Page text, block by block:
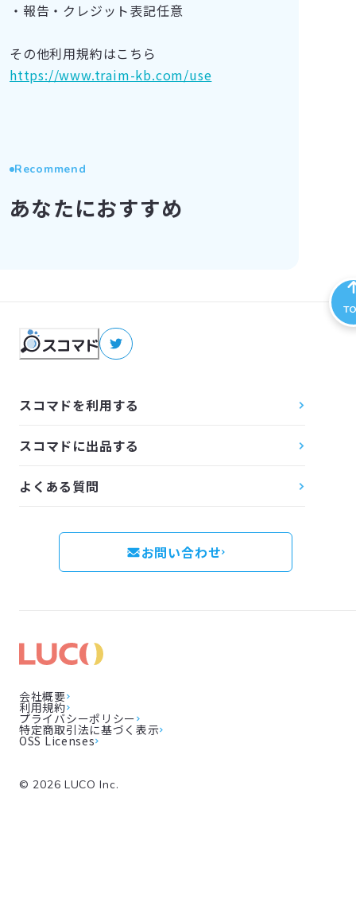
・報告・クレジット表記任意
その他利用規約はこちら
https://www.traim-kb.com/use
Recommend
あなたにおすすめ
スコマドを利用する
スコマドに出品する
よくある質問
お問い合わせ
会社概要
利用規約
プライバシーポリシー
特定商取引法に基づく表示
OSS Licenses
© 2026 LUCO Inc.